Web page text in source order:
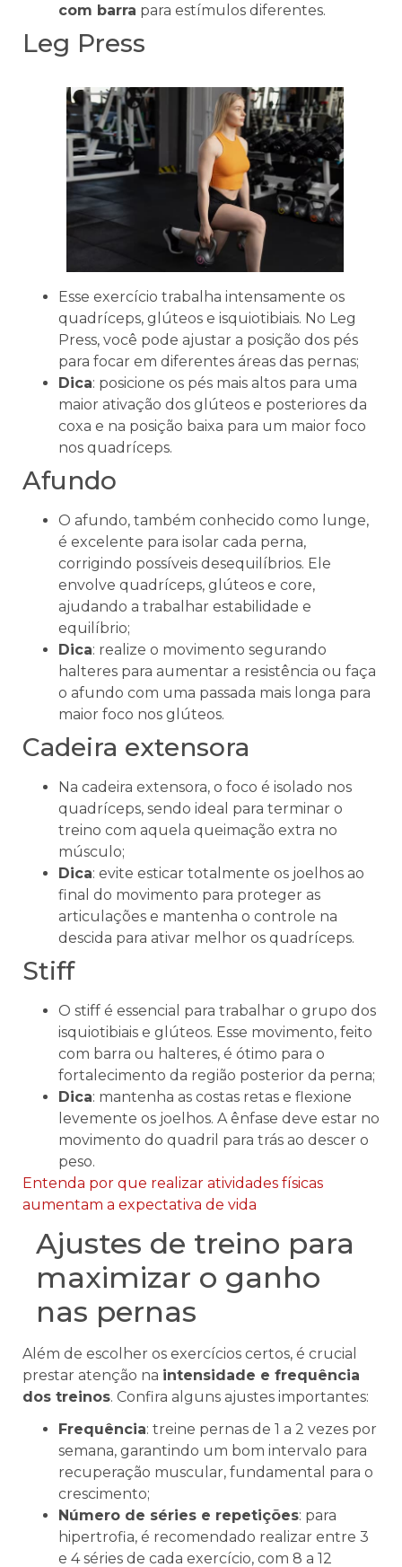
com barra para estímulos diferentes.
Leg Press
Esse exercício trabalha intensamente os
quadríceps, glúteos e isquiotibiais. No Leg
Press, você pode ajustar a posição dos pés
para focar em diferentes áreas das pernas;
Dica: posicione os pés mais altos para uma
maior ativação dos glúteos e posteriores da
coxa e na posição baixa para um maior foco
nos quadríceps.
Afundo
O afundo, também conhecido como lunge,
é excelente para isolar cada perna,
corrigindo possíveis desequilíbrios. Ele
envolve quadríceps, glúteos e core,
ajudando a trabalhar estabilidade e
equilíbrio;
Dica: realize o movimento segurando
halteres para aumentar a resistência ou faça
o afundo com uma passada mais longa para
maior foco nos glúteos.
Cadeira extensora
Na cadeira extensora, o foco é isolado nos
quadríceps, sendo ideal para terminar o
treino com aquela queimação extra no
músculo;
Dica: evite esticar totalmente os joelhos ao
final do movimento para proteger as
articulações e mantenha o controle na
descida para ativar melhor os quadríceps.
Stiff
O stiff é essencial para trabalhar o grupo dos
isquiotibiais e glúteos. Esse movimento, feito
com barra ou halteres, é ótimo para o
fortalecimento da região posterior da perna;
Dica: mantenha as costas retas e flexione
levemente os joelhos. A ênfase deve estar no
movimento do quadril para trás ao descer o
peso.
Entenda por que realizar atividades físicas
aumentam a expectativa de vida
Ajustes de treino para
maximizar o ganho
nas pernas
Além de escolher os exercícios certos, é crucial
prestar atenção na intensidade e frequência
dos treinos. Confira alguns ajustes importantes:
Frequência: treine pernas de 1 a 2 vezes por
semana, garantindo um bom intervalo para
recuperação muscular, fundamental para o
crescimento;
Número de séries e repetições: para
hipertrofia, é recomendado realizar entre 3
e 4 séries de cada exercício, com 8 a 12